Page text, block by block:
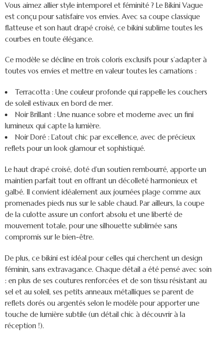
Vous aimez allier style intemporel et féminité ? Le Bikini Vague
est conçu pour satisfaire vos envies. Avec sa coupe classique
flatteuse et son haut drapé croisé, ce bikini sublime toutes les
courbes en toute élégance.
Ce modèle se décline en trois coloris exclusifs pour s’adapter à
toutes vos envies et mettre en valeur toutes les carnations :
Terracotta :Une couleur profonde qui rappelle les couchers
de soleil estivaux en bord de mer.
Noir Brillant :Une nuance sobre et moderne avec un fini
lumineux qui capte la lumière.
Noir Doré :L’atout chic par excellence, avec de précieux
reflets pour un look glamour et sophistiqué.
Le haut drapé croisé, doté d’un soutien rembourré, apporte un
maintien parfait tout en offrant un décolleté harmonieux et
galbé. Il convient idéalement aux journées plage comme aux
promenades pieds nus sur le sable chaud. Par ailleurs, la coupe
de la culotte assure un confort absolu et une liberté de
mouvement totale, pour une silhouette sublimée sans
compromis sur le bien-être.
De plus, ce bikini est idéal pour celles qui cherchent un design
féminin, sans extravagance. Chaque détail a été pensé avec soin
: en plus de ses coutures renforcées et de son tissu résistant au
sel et au soleil, ses petits anneaux métalliques se parent de
reflets dorés ou argentés selon le modèle pour apporter une
touche de lumière subtile (un détail chic à découvrir à la
réception !).